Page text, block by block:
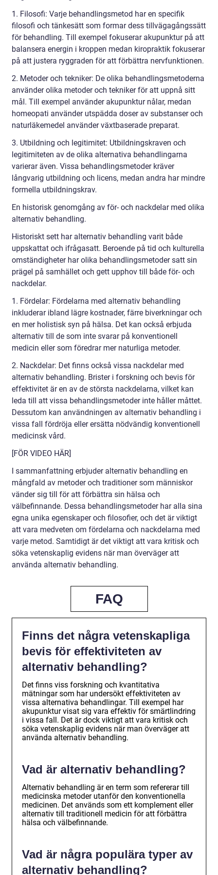
1. Filosofi: Varje behandlingsmetod har en specifik
filosofi och tänkesätt som formar dess tillvägagångssätt
för behandling. Till exempel fokuserar akupunktur på att
balansera energin i kroppen medan kiropraktik fokuserar
på att justera ryggraden för att förbättra nervfunktionen.
2. Metoder och tekniker: De olika behandlingsmetoderna
använder olika metoder och tekniker för att uppnå sitt
mål. Till exempel använder akupunktur nålar, medan
homeopati använder utspädda doser av substanser och
naturläkemedel använder växtbaserade preparat.
3. Utbildning och legitimitet: Utbildningskraven och
legitimiteten av de olika alternativa behandlingarna
varierar även. Vissa behandlingsmetoder kräver
långvarig utbildning och licens, medan andra har mindre
formella utbildningskrav.
En historisk genomgång av för- och nackdelar med olika
alternativ behandling.
Historiskt sett har alternativ behandling varit både
uppskattat och ifrågasatt. Beroende på tid och kulturella
omständigheter har olika behandlingsmetoder satt sin
prägel på samhället och gett upphov till både för- och
nackdelar.
1. Fördelar: Fördelarna med alternativ behandling
inkluderar ibland lägre kostnader, färre biverkningar och
en mer holistisk syn på hälsa. Det kan också erbjuda
alternativ till de som inte svarar på konventionell
medicin eller som föredrar mer naturliga metoder.
2. Nackdelar: Det finns också vissa nackdelar med
alternativ behandling. Brister i forskning och bevis för
effektivitet är en av de största nackdelarna, vilket kan
leda till att vissa behandlingsmetoder inte håller måttet.
Dessutom kan användningen av alternativ behandling i
vissa fall fördröja eller ersätta nödvändig konventionell
medicinsk vård.
[FÖR VIDEO HÄR]
I sammanfattning erbjuder alternativ behandling en
mångfald av metoder och traditioner som människor
vänder sig till för att förbättra sin hälsa och
välbefinnande. Dessa behandlingsmetoder har alla sina
egna unika egenskaper och filosofier, och det är viktigt
att vara medveten om fördelarna och nackdelarna med
varje metod. Samtidigt är det viktigt att vara kritisk och
söka vetenskaplig evidens när man överväger att
använda alternativ behandling.
FAQ
Finns det några vetenskapliga
bevis för effektiviteten av
alternativ behandling?
Det finns viss forskning och kvantitativa
mätningar som har undersökt effektiviteten av
vissa alternativa behandlingar. Till exempel har
akupunktur visat sig vara effektiv för smärtlindring
i vissa fall. Det är dock viktigt att vara kritisk och
söka vetenskaplig evidens när man överväger att
använda alternativ behandling.
Vad är alternativ behandling?
Alternativ behandling är en term som refererar till
medicinska metoder utanför den konventionella
medicinen. Det används som ett komplement eller
alternativ till traditionell medicin för att förbättra
hälsa och välbefinnande.
Vad är några populära typer av
alternativ behandling?